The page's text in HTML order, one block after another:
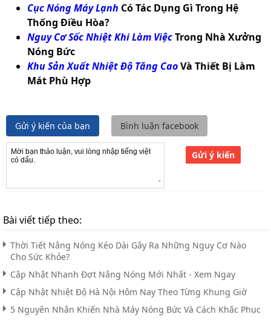
Cục Nóng Máy Lạnh Có Tác Dụng Gì Trong Hệ
Thống Điều Hòa?
Nguy Cơ Sốc Nhiệt Khi Làm ViệcTrong Nhà Xưởng
Nóng Bức
Khu Sản Xuất Nhiệt Độ Tăng CaoVà Thiết Bị Làm
Mát Phù Hợp
Gửi ý kiến của bạn Bình luận facebook
Gửi ý kiến
Bài viết tiếp theo:
Thời Tiết Nắng Nóng Kéo Dài Gây Ra Những Nguy Cơ Nào
Cho Sức Khỏe?
Cập Nhật Nhanh Đợt Nắng Nóng Mới Nhất - Xem Ngay
Cập Nhật Nhiệt Độ Hà Nội Hôm Nay Theo Từng Khung Giờ
5 Nguyên Nhân Khiến Nhà Máy Nóng Bức Và Cách Khắc Phục